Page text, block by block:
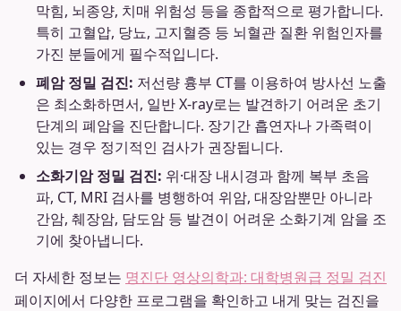
막힘, 뇌종양, 치매 위험성 등을 종합적으로 평가합니다.
특히 고혈압, 당뇨, 고지혈증 등 뇌혈관 질환 위험인자를
가진 분들에게 필수적입니다.
폐암 정밀 검진: 저선량 흉부 CT를 이용하여 방사선 노출
은 최소화하면서, 일반 X-ray로는 발견하기 어려운 초기
단계의 폐암을 진단합니다. 장기간 흡연자나 가족력이
있는 경우 정기적인 검사가 권장됩니다.
소화기암 정밀 검진: 위·대장 내시경과 함께 복부 초음
파, CT, MRI 검사를 병행하여 위암, 대장암뿐만 아니라
간암, 췌장암, 담도암 등 발견이 어려운 소화기계 암을 조
기에 찾아냅니다.
더 자세한 정보는 명진단 영상의학과: 대학병원급 정밀 검진
페이지에서 다양한 프로그램을 확인하고 내게 맞는 검진을